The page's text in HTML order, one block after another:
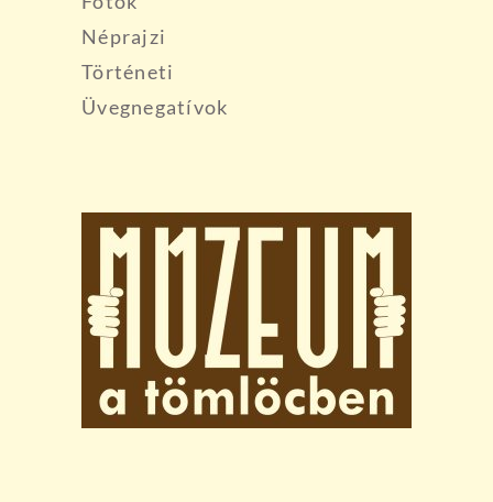
Néprajzi
Történeti
Üvegnegatívok